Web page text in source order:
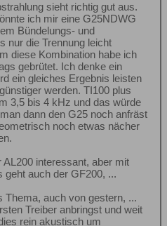
sieht richtig gut aus.
ich mir eine G25NDWG
Bündelungs- und
nur die Trennung leicht
diese Kombination habe ich
gebrütet. Ich denke ein
ein gleiches Ergebnis leisten
werden. TI100 plus
3,5 bis 4 kHz und das würde
dann den G25 noch anfräst
noch etwas nächer
interessant, aber mit
auch der GF200, ...
Thema, auch von gestern, ...
Treiber anbringst und weit
rein akustisch um